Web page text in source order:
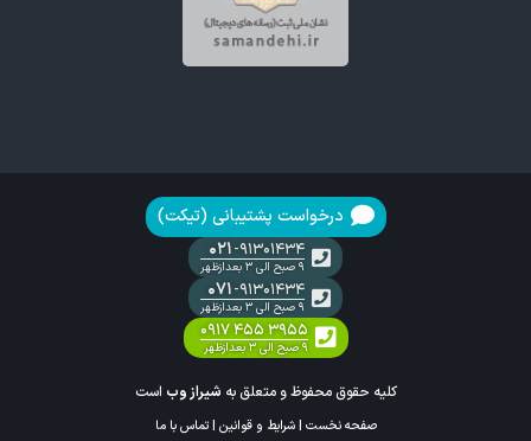
درخواست پشتیبانی (تیکت)
۰۲۱-۹۱۳۰۱۴۳۴
۹ صبح الی ۳ بعدازظهر
۰۷۱-۹۱۳۰۱۴۳۴
۹ صبح الی ۳ بعدازظهر
۰۹۱۷ ۴۵۵ ۳۹۵۵
۹ صبح الی ۳ بعدازظهر
کلیه حقوق محفوظ و متعلق به شیراز وب است
صفحه نخست |شرایط و قوانین |تماس با ما